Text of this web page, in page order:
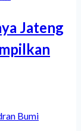
Jateng